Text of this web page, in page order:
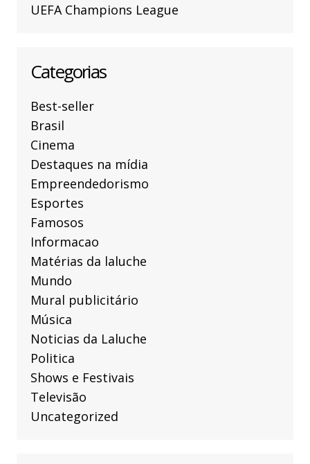
UEFA Champions League
Categorias
Best-seller
Brasil
Cinema
Destaques na mídia
Empreendedorismo
Esportes
Famosos
Informacao
Matérias da laluche
Mundo
Mural publicitário
Música
Noticias da Laluche
Politica
Shows e Festivais
Televisão
Uncategorized